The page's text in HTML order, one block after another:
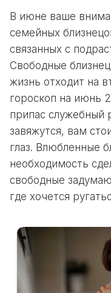
В июне ваше
семейных
связанных с
Свободные
жизнь отходит на
гороскоп на июнь
припас служебный
завяжутся, вам
глаз. Влюбленные
необходимость
свободные
где хочется